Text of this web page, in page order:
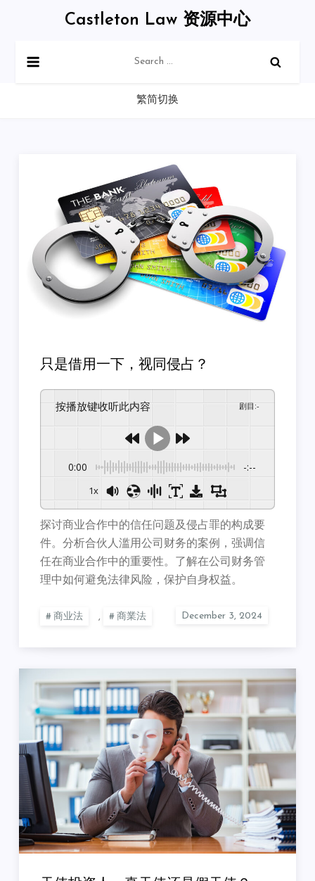
Castleton Law 资源中心
for:
繁简切换
只是借用一下，视同侵占？
按播放键收听此内容 剧目 :-
0:00 -:--
1x
探讨商业合作中的信任问题及侵占罪的构成要
件。分析合伙人滥用公司财务的案例，强调信
任在商业合作中的重要性。了解在公司财务管
理中如何避免法律风险，保护自身权益。
商业法 , 商業法